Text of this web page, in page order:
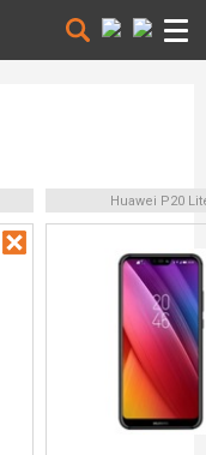
Huawei P20